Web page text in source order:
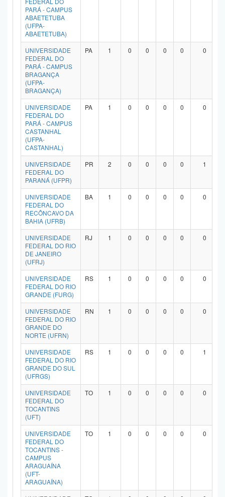
PARÁ - CAMPUS
ABAETETUBA
(UFPA-
ABAETETUBA)
UNIVERSIDADE
FEDERAL DO
PARÁ - CAMPUS
BRAGANÇA
(UFPA-
BRAGANÇA)
PA 1 0 0 0 0 0
UNIVERSIDADE
FEDERAL DO
PARÁ - CAMPUS
CASTANHAL
(UFPA-
CASTANHAL)
PA 1 0 0 0 0 0
UNIVERSIDADE
FEDERAL DO
PARANÁ (UFPR)
PR 2 0 0 0 0 1
UNIVERSIDADE
FEDERAL DO
RECÔNCAVO DA
BAHIA (UFRB)
BA 1 0 0 0 0 0
UNIVERSIDADE
FEDERAL DO RIO
DE JANEIRO
(UFRJ)
RJ 1 0 0 0 0 0
UNIVERSIDADE
FEDERAL DO RIO
GRANDE (FURG)
RS 1 0 0 0 0 0
UNIVERSIDADE
FEDERAL DO RIO
GRANDE DO
NORTE (UFRN)
RN 1 0 0 0 0 0
UNIVERSIDADE
FEDERAL DO RIO
GRANDE DO SUL
(UFRGS)
RS 1 0 0 0 0 1
UNIVERSIDADE
FEDERAL DO
TOCANTINS
(UFT)
TO 1 0 0 0 0 0
UNIVERSIDADE
FEDERAL DO
TOCANTINS -
CAMPUS
ARAGUAÍNA
(UFT-
ARAGUAÍNA)
TO 1 0 0 0 0 0